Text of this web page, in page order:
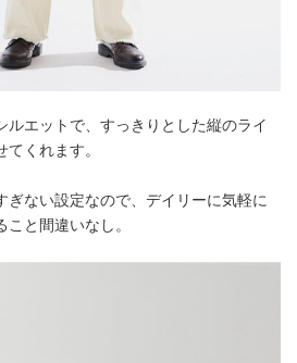
ルエットで、すっきりとした縦のライ
くれます。
ぎない設定なので、デイリーに気軽に
と間違いなし。